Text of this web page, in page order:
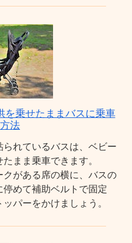
を乗せたままバスに乗車
法
れているバスは、ベビー
まま乗車できます。
がある席の横に、バスの
めて補助ベルトで固定
パーをかけましょう。